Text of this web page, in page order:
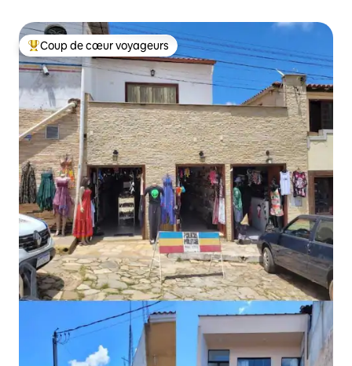
Coup de cœur voyageurs parmi les plus aimés
Coup de cœur voyageurs